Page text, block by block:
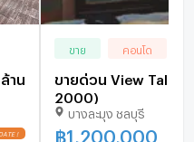
าน
ขาย คอนโด
ขายด่วน View Talay 1 ( S01-
2000)
บางละมุง ชลบุรี
฿1,200,000